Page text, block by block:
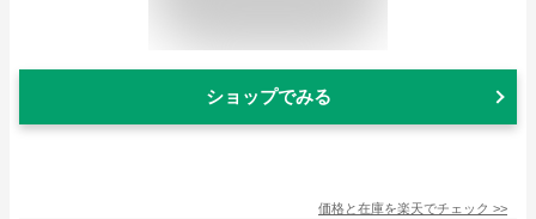
ショップでみる
価格と在庫を楽天でチェック >>